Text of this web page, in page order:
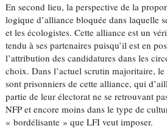
En second lieu, la perspective de la
logique d’alliance bloquée dans laquelle
et les écologistes. Cette alliance est un
tendu à ses partenaires puisqu’il est en
l’attribution des candidatures dans les
choix. Dans l’actuel scrutin majoritaire, le
sont prisonniers de cette alliance, qui
partie de leur électorat ne se retrouvant
NFP et encore moins dans le type de
« bordélisante » que LFI veut imposer.